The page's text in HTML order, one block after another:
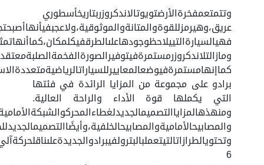
وتتمتعمفخرةالأرضتويوتالاندكروزربتاريخأسطوري
برادو على مجموعة من المزايا الرائدة في فئتها
التي يكملها قوة الأداء والراحة العالية.
6